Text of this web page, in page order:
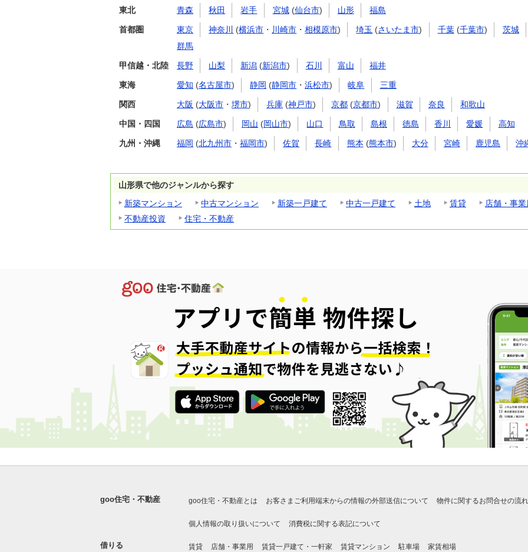
東北 青森 秋田 岩手 宮城(仙台市) 山形 福島
首都圏 東京 神奈川 (横浜市 ・ 川崎市 ・相模原市) 埼玉 (さいたま市) 千葉(千葉市) 茨城
群馬
甲信越・北陸 長野 山梨 新潟 (新潟市) 石川 富山 福井
東海 愛知 (名古屋市) 静岡 (静岡市 ・浜松市) 岐阜 三重
関西 大阪 (大阪市 ・ 堺市) 兵庫 (神戸市) 京都 (京都市) 滋賀 奈良 和歌山
中国・四国 広島 (広島市) 岡山 (岡山市) 山口 鳥取 島根 徳島 香川 愛媛 高知
九州・沖縄 福岡 (北九州市 ・ 福岡市) 佐賀 長崎 熊本 (熊本市) 大分 宮崎 鹿児島 沖
山形県で他のジャンルから探す
新築マンション
中古マンション 新築一戸建て 中古一戸建て 土地 賃貸
店舗・事業
不動産投資
住宅・不動産
goo住宅・不動産 goo住宅・不動産とは お客さまご利用端末からの情報の外部送信について 物件に関するお問合せの流れ
個人情報の取り扱いについて 消費税に関する表記について
借りる 賃貸 店舗・事業用 賃貸一戸建て・一軒家 賃貸マンション 駐車場 家賃相場